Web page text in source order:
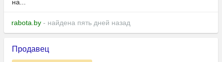
на...
rabota.by - найдена пять дней назад
Продавец